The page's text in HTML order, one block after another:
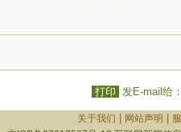
打印 发E-mail给
关于我们 网站声明